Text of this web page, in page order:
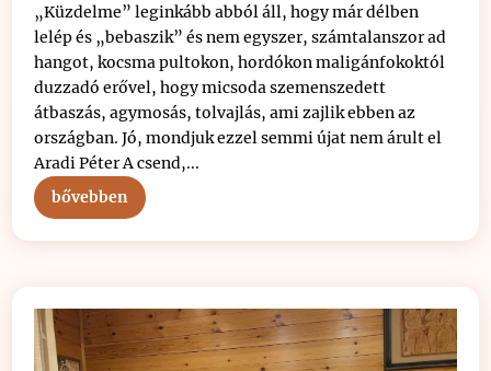
„Küzdelme” leginkább abból áll, hogy már délben
lelép és „bebaszik” és nem egyszer, számtalanszor ad
hangot, kocsma pultokon, hordókon maligánfokoktól
duzzadó erővel, hogy micsoda szemenszedett
átbaszás, agymosás, tolvajlás, ami zajlik ebben az
országban. Jó, mondjuk ezzel semmi újat nem árult el
Aradi Péter A csend,...
bővebben